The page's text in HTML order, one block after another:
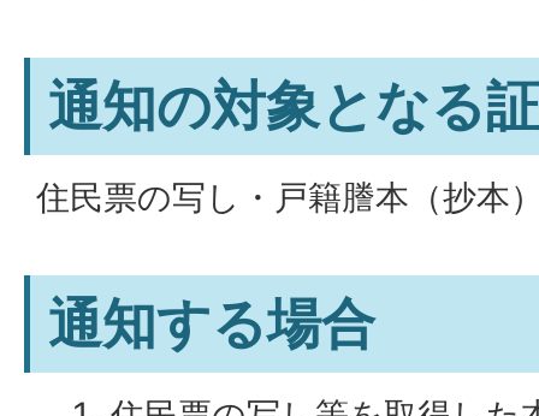
通知の対象となる
住民票の写し・戸籍謄本（抄本
通知する場合